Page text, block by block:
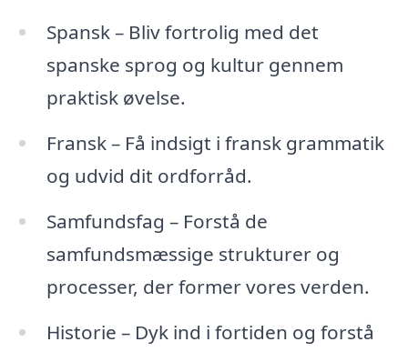
Spansk – Bliv fortrolig med det
spanske sprog og kultur gennem
praktisk øvelse.
Fransk – Få indsigt i fransk grammatik
og udvid dit ordforråd.
Samfundsfag – Forstå de
samfundsmæssige strukturer og
processer, der former vores verden.
Historie – Dyk ind i fortiden og forstå